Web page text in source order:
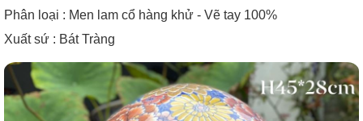
Phân loại : Men lam cổ hàng khử - Vẽ tay 100%
Xuất sứ : Bát Tràng